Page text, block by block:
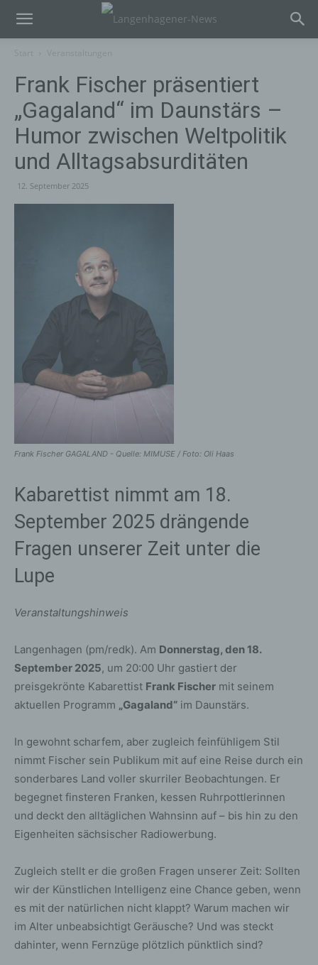
Frank Fischer präsentiert
„Gagaland“ im Daunstärs –
Humor zwischen Weltpolitik
und Alltagsabsurditäten
12. September 2025
Frank Fischer GAGALAND - Quelle: MIMUSE / Foto: Oli Haas
Kabarettist nimmt am 18.
September 2025 drängende
Fragen unserer Zeit unter die
Lupe
Veranstaltungshinweis
Langenhagen (pm/redk). Am Donnerstag, den 18.
September 2025, um 20:00 Uhr gastiert der
preisgekrönte Kabarettist Frank Fischer mit seinem
aktuellen Programm „Gagaland“ im Daunstärs.
In gewohnt scharfem, aber zugleich feinfühligem Stil
nimmt Fischer sein Publikum mit auf eine Reise durch ein
sonderbares Land voller skurriler Beobachtungen. Er
begegnet finsteren Franken, kessen Ruhrpottlerinnen
und deckt den alltäglichen Wahnsinn auf – bis hin zu den
Eigenheiten sächsischer Radiowerbung.
Zugleich stellt er die großen Fragen unserer Zeit: Sollten
wir der Künstlichen Intelligenz eine Chance geben, wenn
es mit der natürlichen nicht klappt? Warum machen wir
im Alter unbeabsichtigt Geräusche? Und was steckt
dahinter, wenn Fernzüge plötzlich pünktlich sind?